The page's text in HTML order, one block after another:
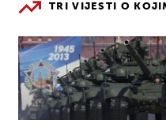
TRI VIJESTI O